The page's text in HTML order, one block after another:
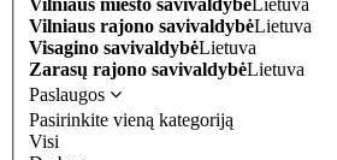
Vilniaus miesto savivaldybėLietuva
Vilniaus rajono savivaldybėLietuva
Visagino savivaldybėLietuva
Zarasų rajono savivaldybėLietuva
Paslaugos
Pasirinkite vieną kategoriją
Visi